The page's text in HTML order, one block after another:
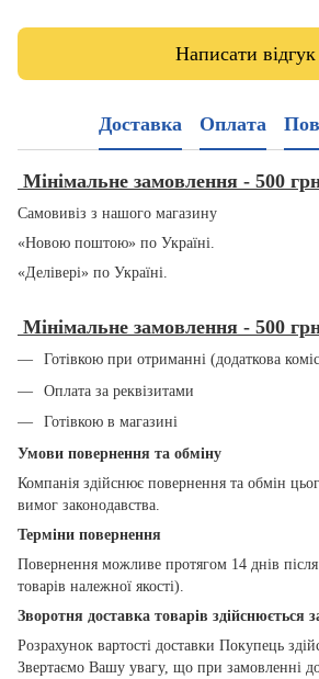
Написати відгук
Доставка Оплата
Мінімальне замовлення - 500
Самовивіз з нашого магазину
«Новою поштою» по Україні.
«Делівері» по Україні.
Мінімальне замовлення - 500
Готівкою при отриманні (додаткова
Оплата за реквізитами
Готівкою в магазині
Умови повернення та обміну
Компанія здійснює повернення та обмін
вимог законодавства.
Терміни повернення
Повернення можливе протягом 14 днів
товарів належної якості).
Зворотня доставка товарів здійснюється
Розрахунок вартості доставки Покупець
Звертаємо Вашу увагу, що при замовленні